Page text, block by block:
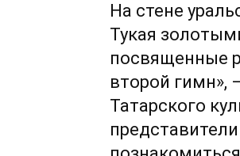
На стене
Тукая
посвященные
второй гимн»,
Татарского